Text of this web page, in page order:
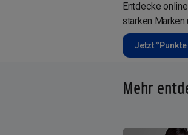
Entdecke
starken Marken
Jetzt
Mehr